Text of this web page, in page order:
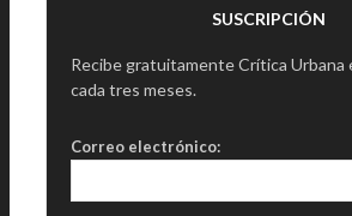
SUSCRIPCIÓN
Recibe gratuitamente Crítica Urbana
cada tres meses.
Correo electrónico: